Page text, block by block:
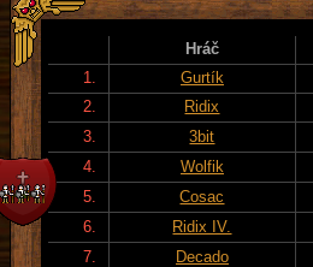
Hráč
1.
Gurtík
2.
Ridix
3.
3bit
4.
Wolfik
5.
Cosac
6.
Ridix IV.
7.
Decado